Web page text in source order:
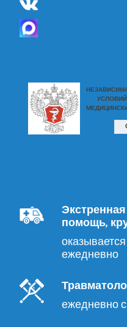
помощь,
ежедневно
ежедневно